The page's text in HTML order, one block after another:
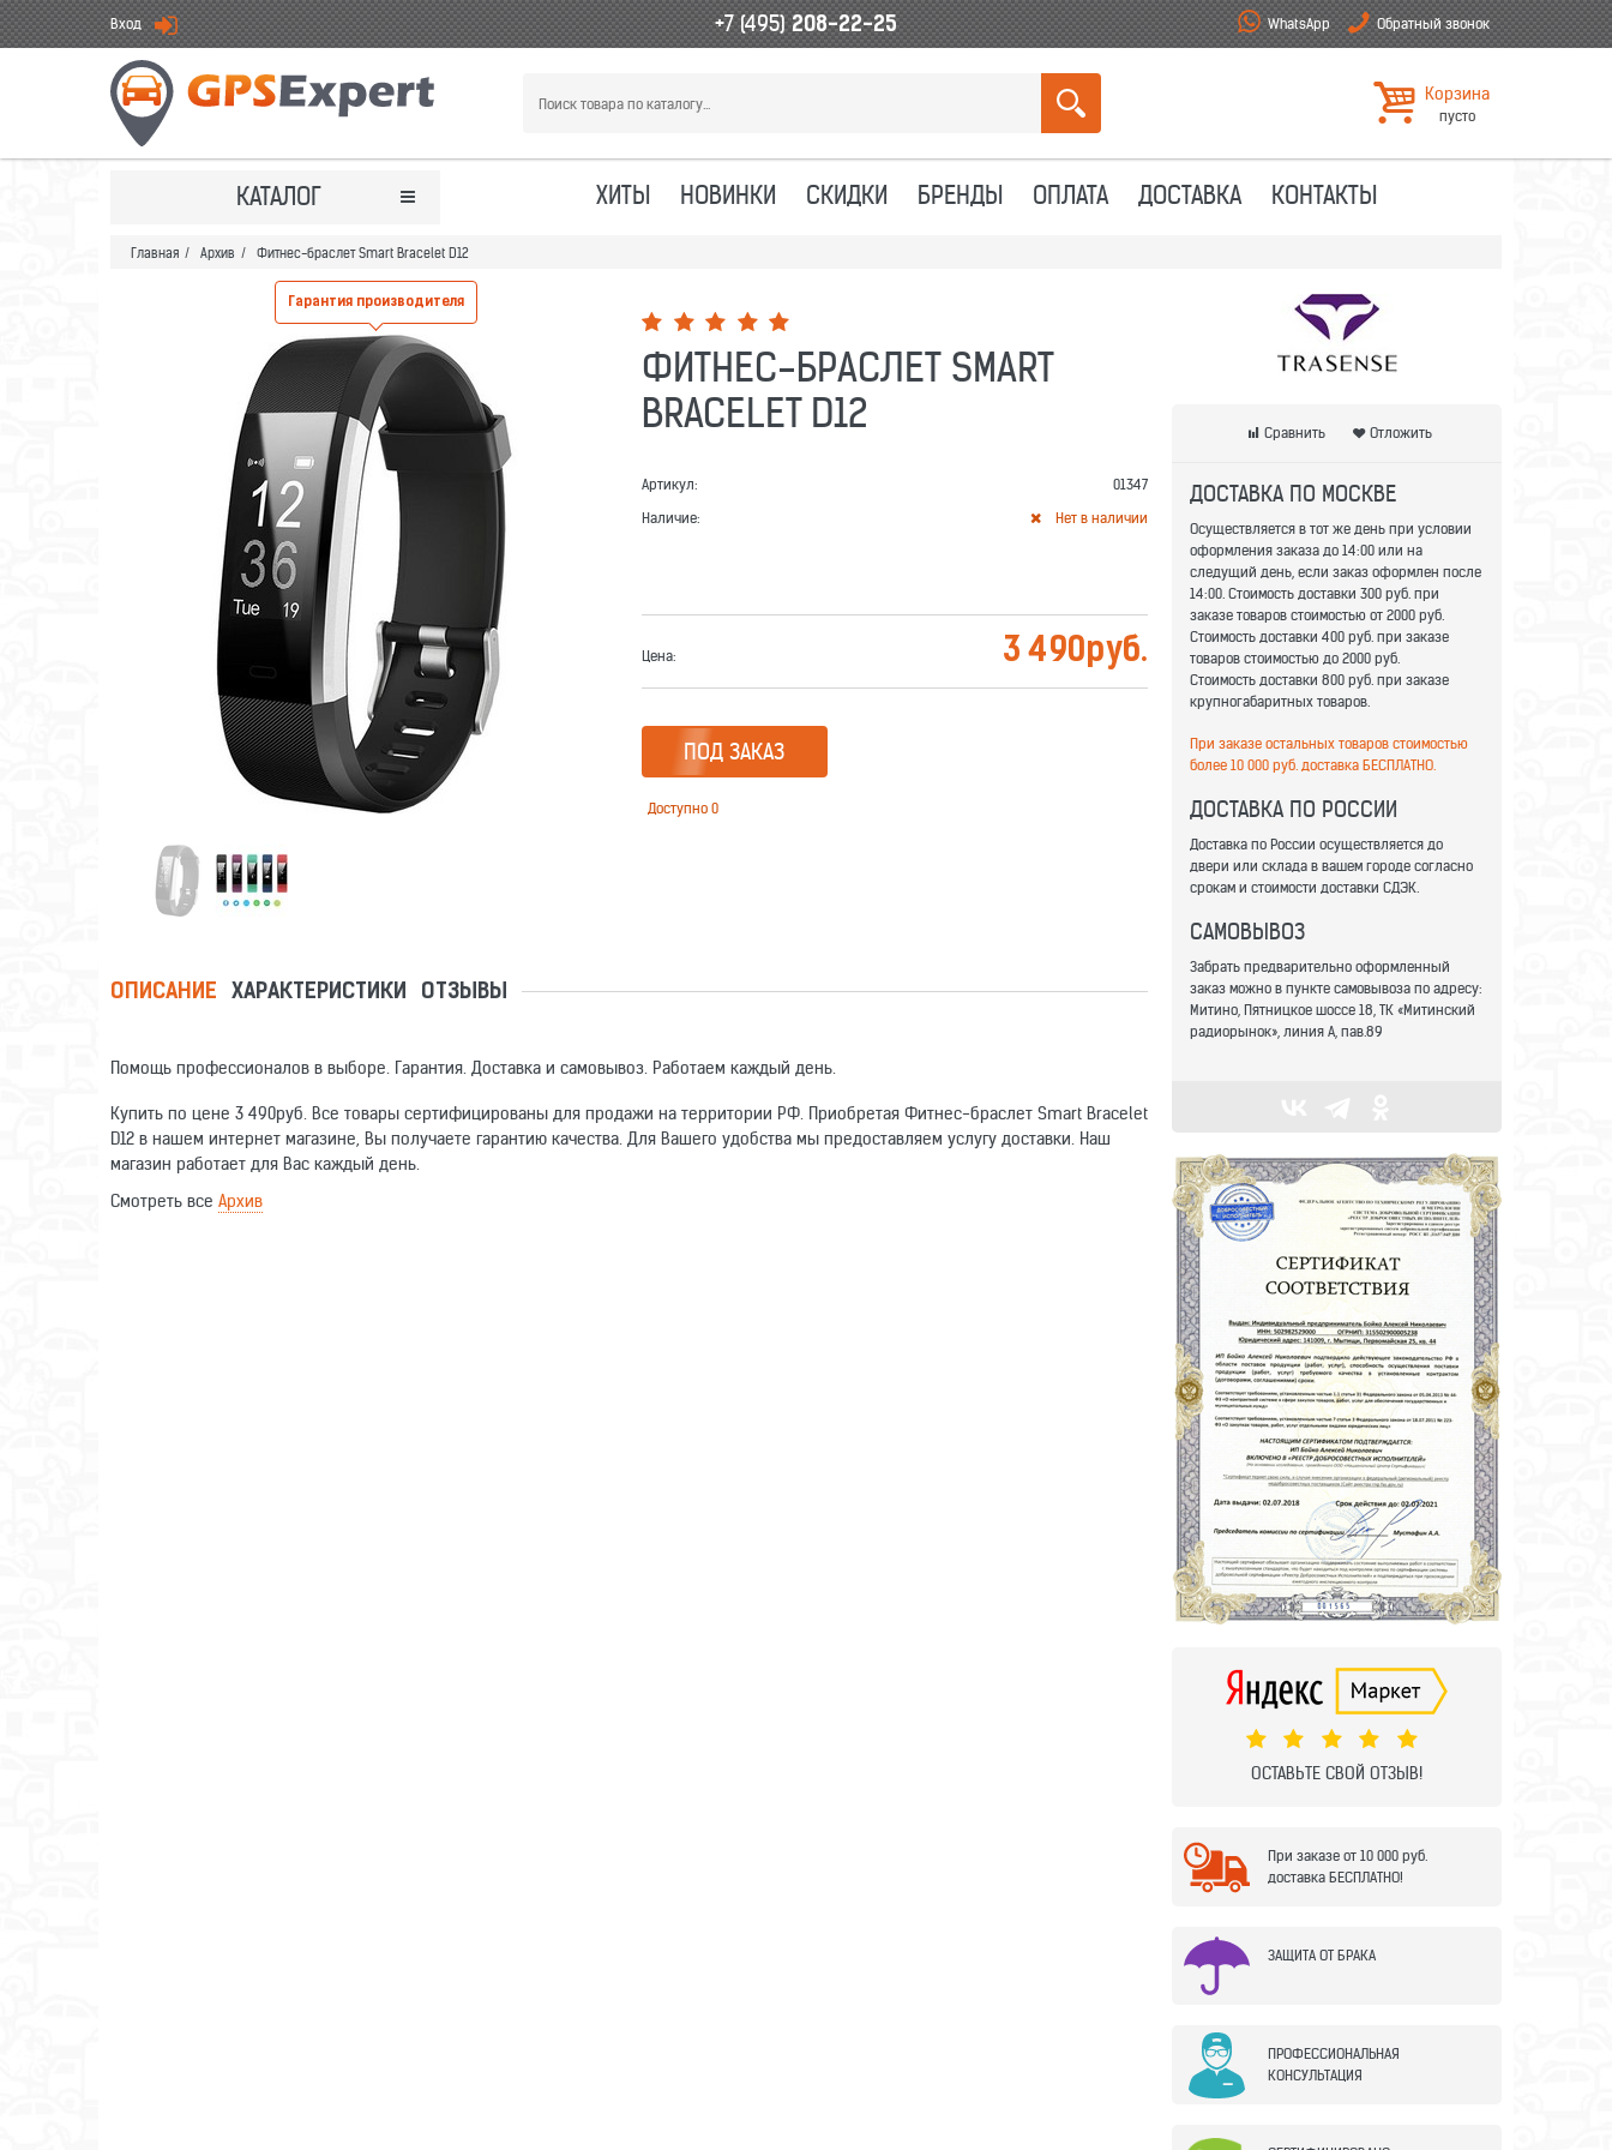
Вход +7 (495)208-22-25 WhatsApp Обратный звонок
Корзина
пусто
КАТАЛОГ ХИТЫ НОВИНКИ СКИДКИ БРЕНДЫ ОПЛАТА ДОСТАВКА КОНТАКТЫ
Главная / Архив / Фитнес-браслет Smart Bracelet D12
Гарантия производителя
ФИТНЕС-БРАСЛЕТ SMART
BRACELET D12
Артикул:
01347
Наличие:
Нет в наличии
Цена: 3 490руб.
ПОД ЗАКАЗ
Доступно 0
ОПИСАНИЕ ХАРАКТЕРИСТИКИ ОТЗЫВЫ
Помощь профессионалов в выборе. Гарантия. Доставка и самовывоз. Работаем каждый день.
Купить по цене 3 490руб. Все товары сертифицированы для продажи на территории РФ. Приобретая Фитнес-браслет Smart Bracelet
D12 в нашем интернет магазине, Вы получаете гарантию качества. Для Вашего удобства мы предоставляем услугу доставки. Наш
магазин работает для Вас каждый день.
Смотреть все Архив
Сравнить Отложить
ДОСТАВКА ПО МОСКВЕ
Осуществляется в тот же день при условии
оформления заказа до 14:00 или на
следущий день, если заказ оформлен после
14:00. Стоимость доставки 300 руб. при
заказе товаров стоимостью от 2000 руб.
Стоимость доставки 400 руб. при заказе
товаров стоимостью до 2000 руб.
Стоимость доставки 800 руб. при заказе
крупногабаритных товаров.
При заказе остальных товаров стоимостью
более 10 000 руб. доставка БЕСПЛАТНО.
ДОСТАВКА ПО РОССИИ
Доставка по России осуществляется до
двери или склада в вашем городе согласно
срокам и стоимости доставки СДЭК.
САМОВЫВОЗ
Забрать предварительно оформленный
заказ можно в пункте самовывоза по адресу:
Митино, Пятницкое шоссе 18, ТК «Митинский
радиорынок», линия А, пав.89
ОСТАВЬТЕ СВОЙ ОТЗЫВ!
При заказе от 10 000 руб.
доставка БЕСПЛАТНО!
ЗАЩИТА ОТ БРАКА
ПРОФЕССИОНАЛЬНАЯ
КОНСУЛЬТАЦИЯ